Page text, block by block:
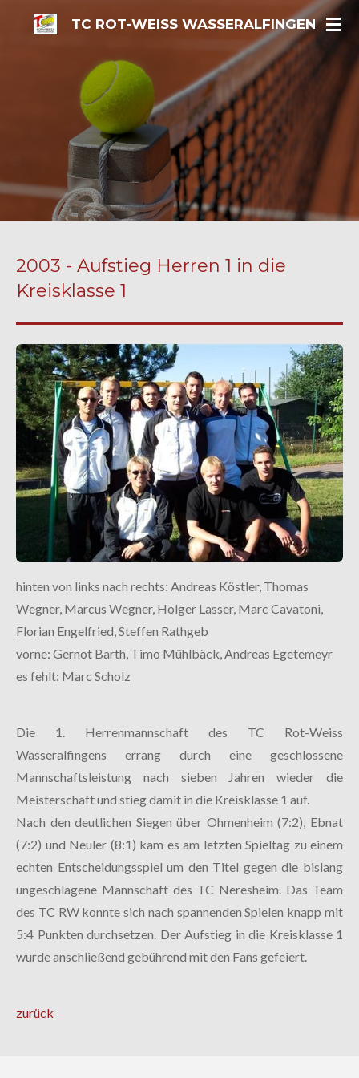
Zum
TC ROT-WEISS WASSERALFINGEN
2003 - Aufstieg Herren 1 in die
Kreisklasse 1
hinten von links nach rechts: Andreas Köstler, Thomas
Wegner, Marcus Wegner, Holger Lasser, Marc Cavatoni,
Florian Engelfried, Steffen Rathgeb
vorne: Gernot Barth, Timo Mühlbäck, Andreas Egetemeyr
es fehlt: Marc Scholz
Die 1. Herrenmannschaft des TC Rot-Weiss
Wasseralfingens errang durch eine geschlossene
Mannschaftsleistung nach sieben Jahren wieder die
Meisterschaft und stieg damit in die Kreisklasse 1 auf.
Nach den deutlichen Siegen über Ohmenheim (7:2), Ebnat
(7:2) und Neuler (8:1) kam es am letzten Spieltag zu einem
echten Entscheidungsspiel um den Titel gegen die bislang
ungeschlagene Mannschaft des TC Neresheim. Das Team
des TC RW konnte sich nach spannenden Spielen knapp mit
5:4 Punkten durchsetzen. Der Aufstieg in die Kreisklasse 1
wurde anschließend gebührend mit den Fans gefeiert.
zurück